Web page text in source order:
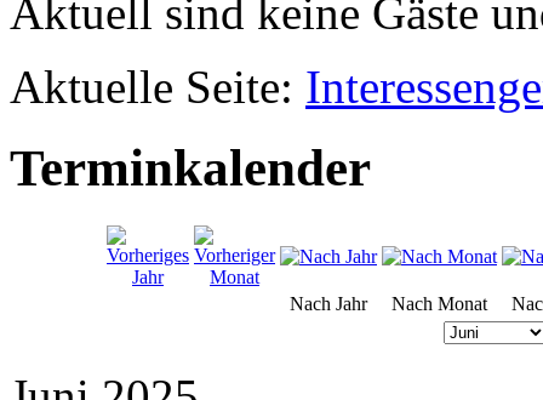
Aktuell sind keine Gäste
Aktuelle Seite:
Terminkalender
Nach Jahr Nach Monat